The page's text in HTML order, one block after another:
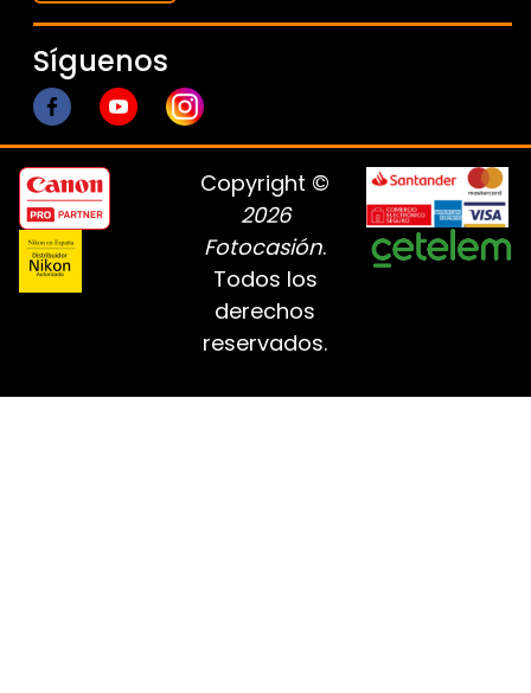
Síguenos
Copyright ©
2026
Fotocasión.
Todos los
derechos
reservados.